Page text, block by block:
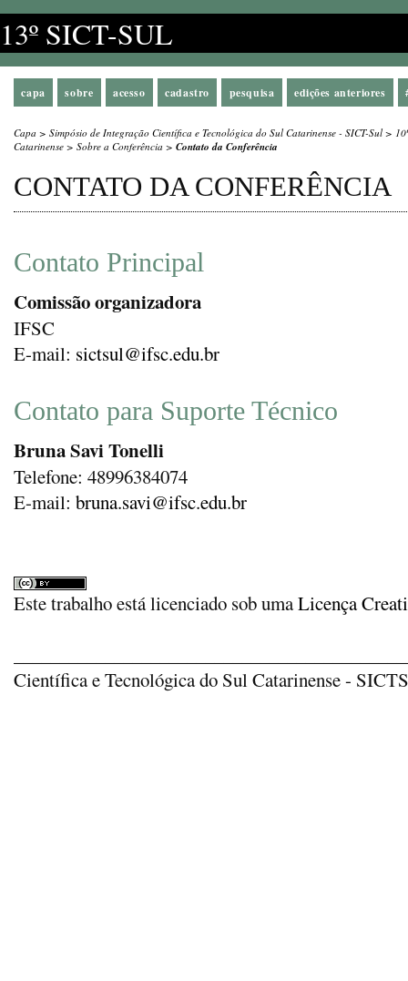
13º SICT-SUL
capa sobre acesso cadastro pesquisa edições anteriores
Capa > Simpósio de Integração Científica e Tecnológica do Sul Catarinense - SICT-Sul >
Catarinense > Sobre a Conferência > Contato da Conferência
CONTATO DA CONFERÊNCIA
Contato Principal
Comissão organizadora
IFSC
E-mail: sictsul@ifsc.edu.br
Contato para Suporte Técnico
Bruna Savi Tonelli
Telefone: 48996384074
E-mail: bruna.savi@ifsc.edu.br
Este trabalho está licenciado sob umaLicença
Científica e Tecnológica do Sul Catarinense -